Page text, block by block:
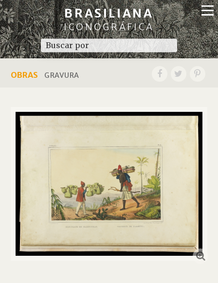
BRASILIANA
ICONOGRÁFICA
OBRAS GRAVURA